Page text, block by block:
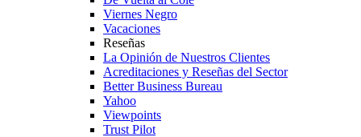
Viernes Negro
Vacaciones
Reseñas
La Opinión de Nuestros Clientes
Acreditaciones y Reseñas del Sector
Better Business Bureau
Yahoo
Viewpoints
Trust Pilot